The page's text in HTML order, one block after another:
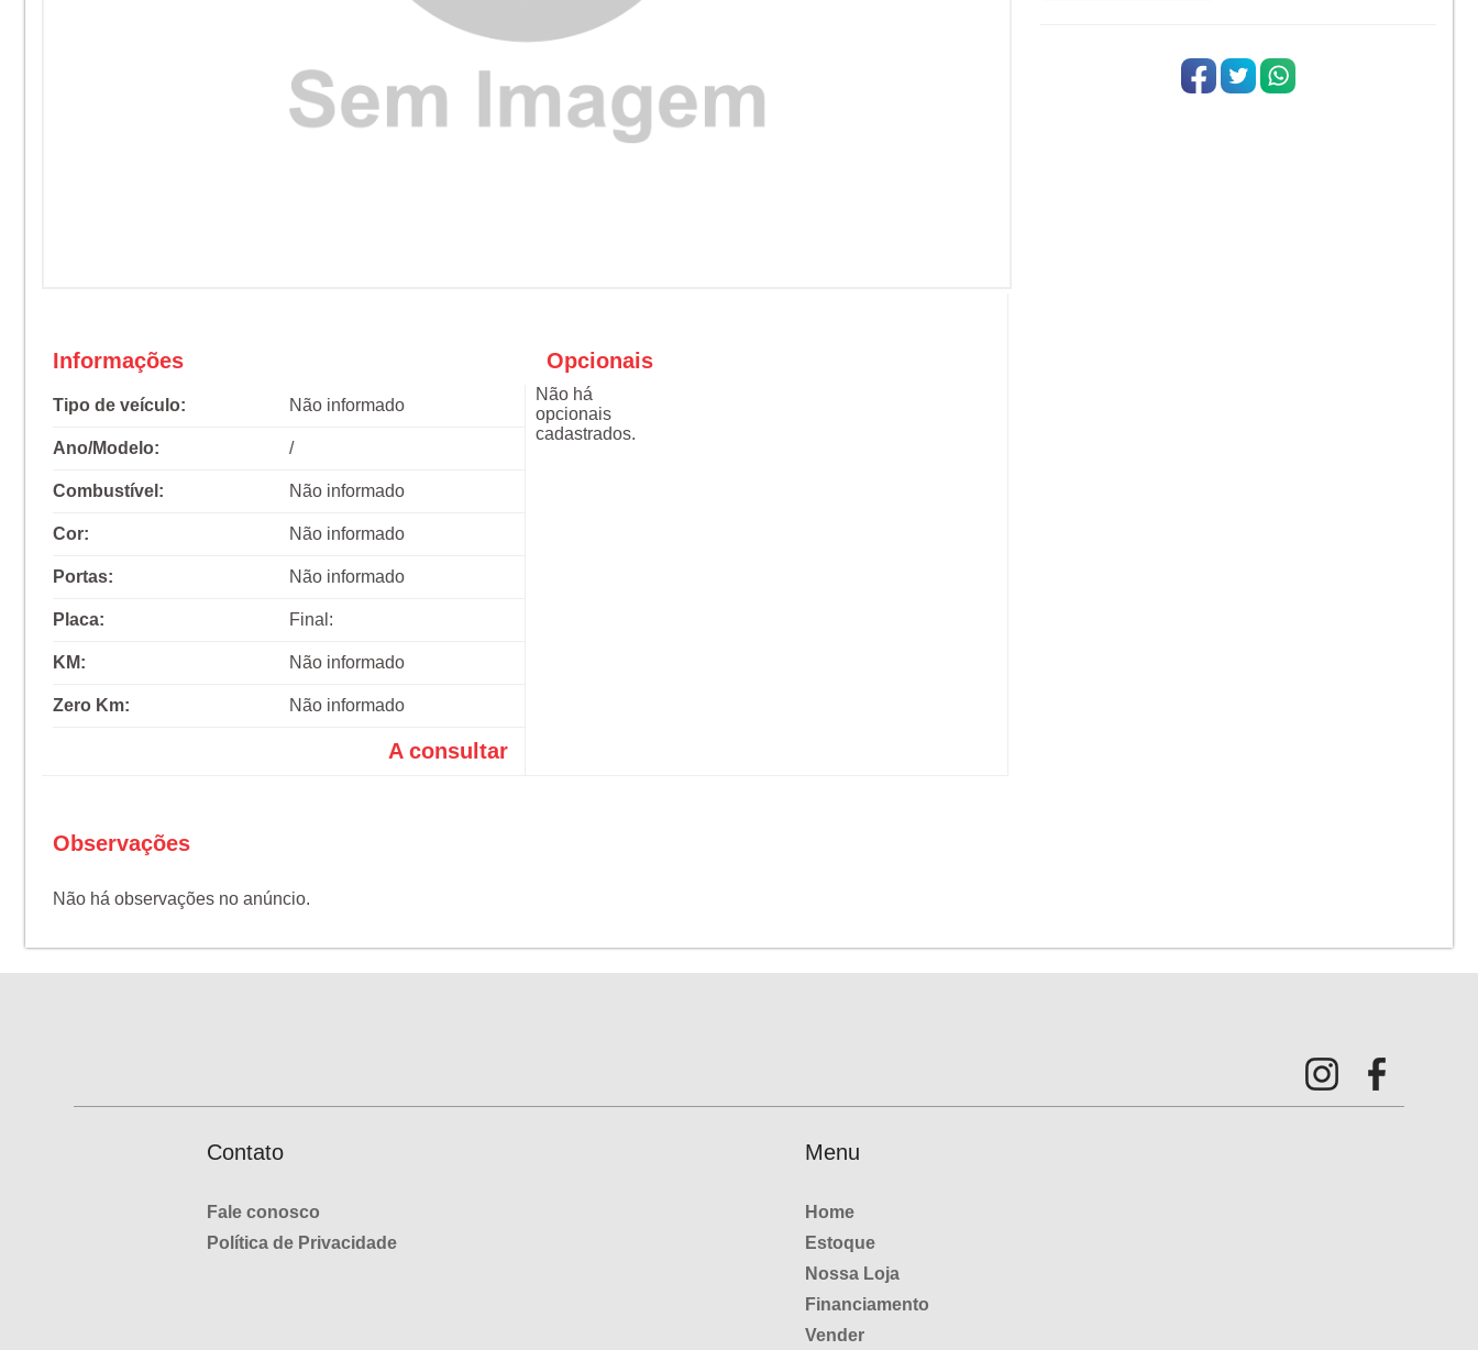
Informações
Tipo de veículo: Não informado
Ano/Modelo: /
Combustível: Não informado
Cor: Não informado
Portas: Não informado
Placa: Final:
KM: Não informado
Zero Km: Não informado
A consultar
Opcionais
Não há
opcionais
cadastrados.
Observações
Não há observações no anúncio.
Contato Menu
Fale conosco
Política de Privacidade
Home
Estoque
Nossa Loja
Financiamento
Vender